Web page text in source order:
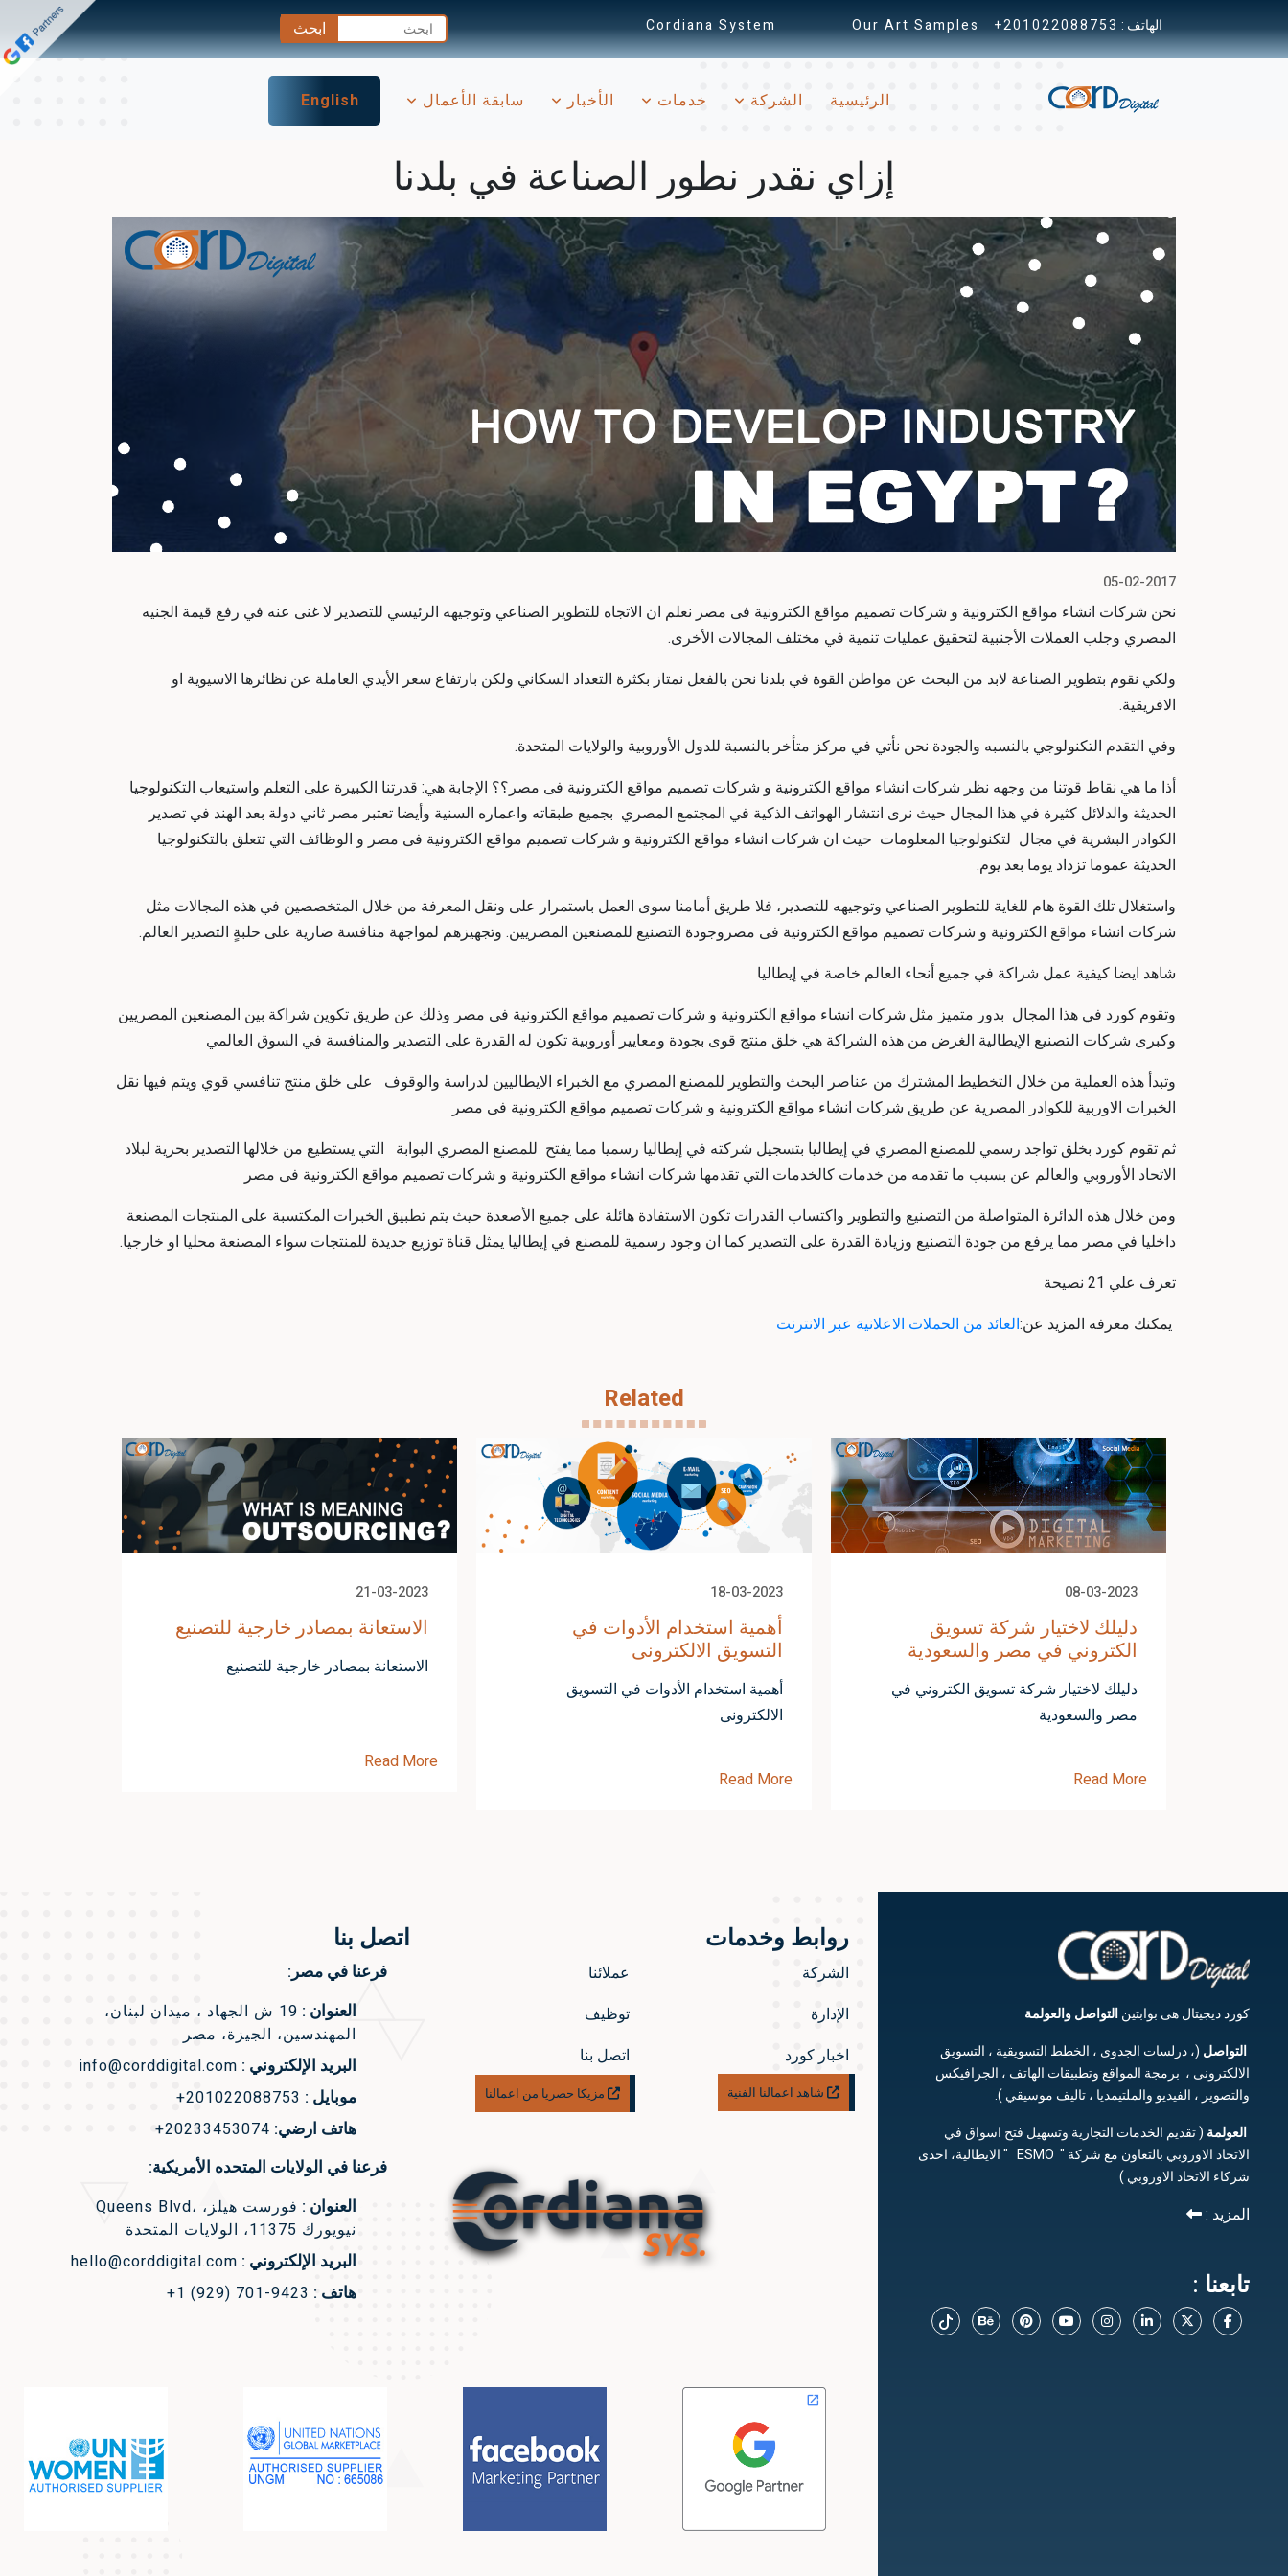
الهاتف : +201022088753
Our Art Samples
Cordiana System
الرئيسية الشركة خدمات الأخبار سابقة الأعمال English
إزاي نقدر نطور الصناعة في بلدنا
05-02-2017
نحن شركات انشاء مواقع الكترونية و شركات تصميم مواقع الكترونية فى مصر نعلم ان الاتجاه للتطوير الصناعي وتوجيهه الرئيسي للتصدير لا غنى عنه في رفع قيمة الجنيه
المصري وجلب العملات الأجنبية لتحقيق عمليات تنمية في مختلف المجالات الأخرى.
ولكي نقوم بتطوير الصناعة لابد من البحث عن مواطن القوة في بلدنا نحن بالفعل نمتاز بكثرة التعداد السكاني ولكن بارتفاع سعر الأيدي العاملة عن نظائرها الاسيوية او
الافريقية.
وفي التقدم التكنولوجي بالنسبه والجودة نحن نأتي في مركز متأخر بالنسبة للدول الأوروبية والولايات المتحدة.
أذا ما هي نقاط قوتنا من وجهه نظر شركات انشاء مواقع الكترونية و شركات تصميم مواقع الكترونية فى مصر؟؟ الإجابة هي: قدرتنا الكبيرة على التعلم واستيعاب التكنولوجيا
الحديثة والدلائل كثيرة في هذا المجال حيث نرى انتشار الهواتف الذكية في المجتمع المصري بجميع طبقاته واعماره السنية وأيضا تعتبر مصر ثاني دولة بعد الهند في تصدير
الكوادر البشرية في مجال لتكنولوجيا المعلومات حيث ان شركات انشاء مواقع الكترونية و شركات تصميم مواقع الكترونية فى مصر و الوظائف التي تتعلق بالتكنولوجيا
الحديثة عموما تزداد يوما بعد يوم.
واستغلال تلك القوة هام للغاية للتطوير الصناعي وتوجيهه للتصدير، فلا طريق أمامنا سوى العمل باستمرار على ونقل المعرفة من خلال المتخصصين في هذه المجالات مثل
شركات انشاء مواقع الكترونية و شركات تصميم مواقع الكترونية فى مصروجودة التصنيع للمصنعين المصريين. وتجهيزهم لمواجهة منافسة ضارية على حلبةٍ التصدير العالم.
شاهد ايضا كيفية عمل شراكة في جميع أنحاء العالم خاصة في إيطاليا
وتقوم كورد في هذا المجال بدور متميز مثل شركات انشاء مواقع الكترونية و شركات تصميم مواقع الكترونية فى مصر وذلك عن طريق تكوين شراكة بين المصنعين المصريين
وكبرى شركات التصنيع الإيطالية الغرض من هذه الشراكة هي خلق منتج قوى بجودة ومعايير أوروبية تكون له القدرة على التصدير والمنافسة في السوق العالمي
وتبدأ هذه العملية من خلال التخطيط المشترك من عناصر البحث والتطوير للمصنع المصري مع الخبراء الايطاليين لدراسة والوقوف على خلق منتج تنافسي قوي ويتم فيها نقل
الخبرات الاوربية للكوادر المصرية عن طريق شركات انشاء مواقع الكترونية و شركات تصميم مواقع الكترونية فى مصر
ثم تقوم كورد بخلق تواجد رسمي للمصنع المصري في إيطاليا بتسجيل شركته في إيطاليا رسميا مما يفتح للمصنع المصري البوابة التي يستطيع من خلالها التصدير بحرية لبلاد
الاتحاد الأوروبي والعالم عن بسبب ما تقدمه من خدمات كالخدمات التي تقدمها شركات انشاء مواقع الكترونية و شركات تصميم مواقع الكترونية فى مصر
ومن خلال هذه الدائرة المتواصلة من التصنيع والتطوير واكتساب القدرات تكون الاستفادة هائلة على جميع الأصعدة حيث يتم تطبيق الخبرات المكتسبة على المنتجات المصنعة
داخليا في مصر مما يرفع من جودة التصنيع وزيادة القدرة على التصدير كما ان وجود رسمية للمصنع في إيطاليا يمثل قناة توزيع جديدة للمنتجات سواء المصنعة محليا او خارجيا.
تعرف علي 21 نصيحة
يمكنك معرفه المزيد عن:العائد من الحملات الاعلانية عبر الانترنت
Related
21-03-2023
الاستعانة بمصادر خارجية للتصنيع
الاستعانة بمصادر خارجية للتصنيع
Read More
18-03-2023
أهمية استخدام الأدوات في
التسويق الالكترونى
أهمية استخدام الأدوات في التسويق
الالكترونى
Read More
08-03-2023
دليلك لاختيار شركة تسويق
الكتروني في مصر والسعودية
دليلك لاختيار شركة تسويق الكتروني في
مصر والسعودية
Read More
كورد ديجيتال هى بوابتينالتواصلوالعولمة
التواصل (، درلسات الجدوى ، الخطط التسويقية ، التسويق
الالكترونى ، برمجة المواقع وتطبيقات الهاتف ، الجرافيكس
والتصوير ، الفيديو والملتيمديا ، تاليف موسيقي ).
العولمة ( تقديم الخدمات التجارية وتسهيل فتح اسواق في
الاتحاد الاوروبي بالتعاون مع شركة " ESMO " الايطالية، احدى
شركاء الاتحاد الاوروبي )
المزيد :
تابعنا :
روابط وخدمات
الشركة
الإدارة
اخبار كورد
شاهد اعمالنا الفنية
عملائنا
توظيف
اتصل بنا
مزيكا حصريا من اعمالنا
اتصل بنا
فرعنا في مصر:
العنوان :
19 ش الجهاد ، ميدان لبنان،
المهندسين، الجيزة، مصر
البريد الإلكتروني : info@corddigital.com
موبايل : +201022088753
هاتف ارضي: +20233453074
فرعنا في الولايات المتحده الأمريكية:
العنوان :
Queens Blvd، فورست هيلز،
نيويورك 11375، الولايات المتحدة
البريد الإلكتروني : hello@corddigital.com
هاتف : +1 (929) 701-9423